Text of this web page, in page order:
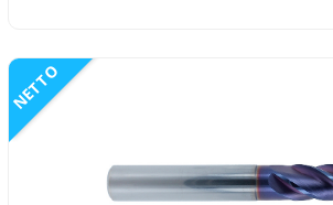
NETTO